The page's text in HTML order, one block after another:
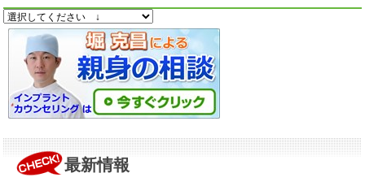
最新情報